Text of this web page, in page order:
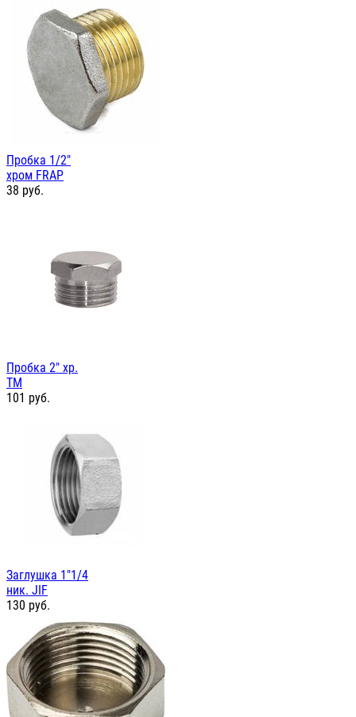
Пробка 1/2"
хром FRAP
38 руб.
Пробка 2" хр.
TM
101 руб.
Заглушка 1"1/4
ник. JIF
130 руб.